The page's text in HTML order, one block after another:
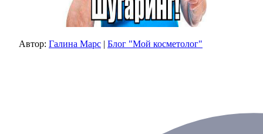
Автор: Галина Марс Блог "Мой косметолог"